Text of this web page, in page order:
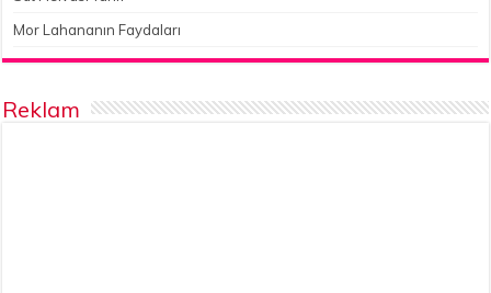
Mor Lahananın Faydaları
Reklam